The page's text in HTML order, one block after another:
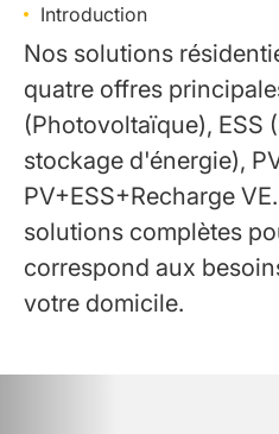
Introduction
Nos solutions
quatre offres
(Photovoltaïque), ESS
stockage d'énergie),
PV+ESS+Recharge
solutions complètes
correspond aux
votre domicile.